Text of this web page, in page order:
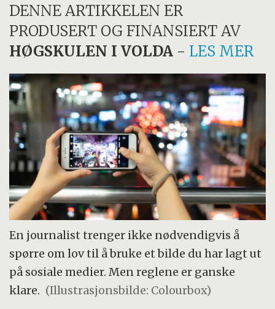
DENNE ARTIKKELEN ER
PRODUSERT OG FINANSIERT AV
HØGSKULEN I VOLDA - LES MER
En journalist trenger ikke nødvendigvis å
spørre om lov til å bruke et bilde du har lagt ut
på sosiale medier. Men reglene er ganske
klare. (Illustrasjonsbilde: Colourbox)